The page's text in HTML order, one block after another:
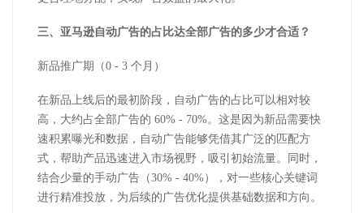
三、亚马逊自动广告的占比达全部广告的多少才合适？
新品推广期（0 - 3 个月）
在新品上线后的最初阶段，自动广告的占比可以相对较
高，大约占全部广告的 60% - 70%。这是因为新品需要快
速积累曝光和数据，自动广告能够凭借其广泛的匹配方
式，帮助产品迅速进入市场视野，吸引初始流量。同时，
结合少量的手动广告（30% - 40%），对一些核心关键词
进行精准投放，为后续的广告优化提供基础数据和方向。